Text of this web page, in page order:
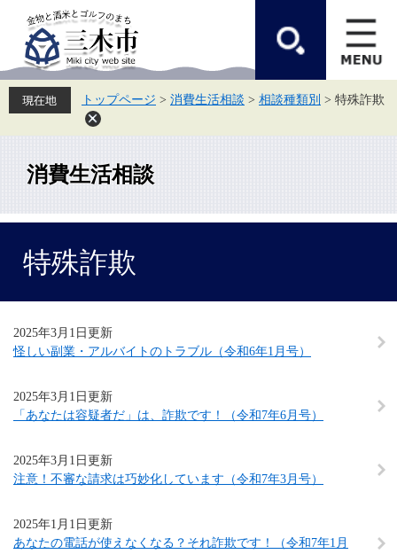
先
頭
を
飛
て
トップページ > 消費生活相談 > 相談種類別 > 特殊詐欺
消費生活相談
特殊詐欺
2025年3月1日更新
怪しい副業・アルバイトのトラブル（令和6年1月号）
2025年3月1日更新
「あなたは容疑者だ」は、詐欺です！（令和7年6月号）
2025年3月1日更新
注意！不審な請求は巧妙化しています（令和7年3月号）
2025年1月1日更新
あなたの電話が使えなくなる？それ詐欺です！（令和7年1月